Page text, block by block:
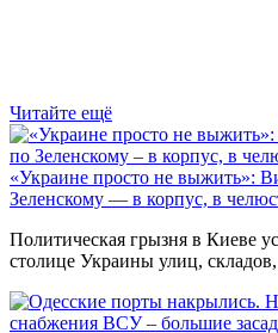
Читайте ещё
«Украине просто не выжить»:
Зеленскому — в корпус, в
Политическая грызня в Киеве
столице Украины улиц, складов,